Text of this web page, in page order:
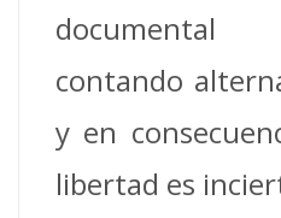
documental
contando
y en
libertad es